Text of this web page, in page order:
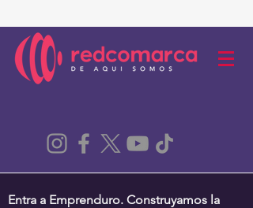
Entra a Emprenduro. Construyamos la